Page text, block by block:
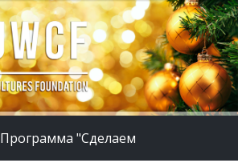
Программа "Сделаем